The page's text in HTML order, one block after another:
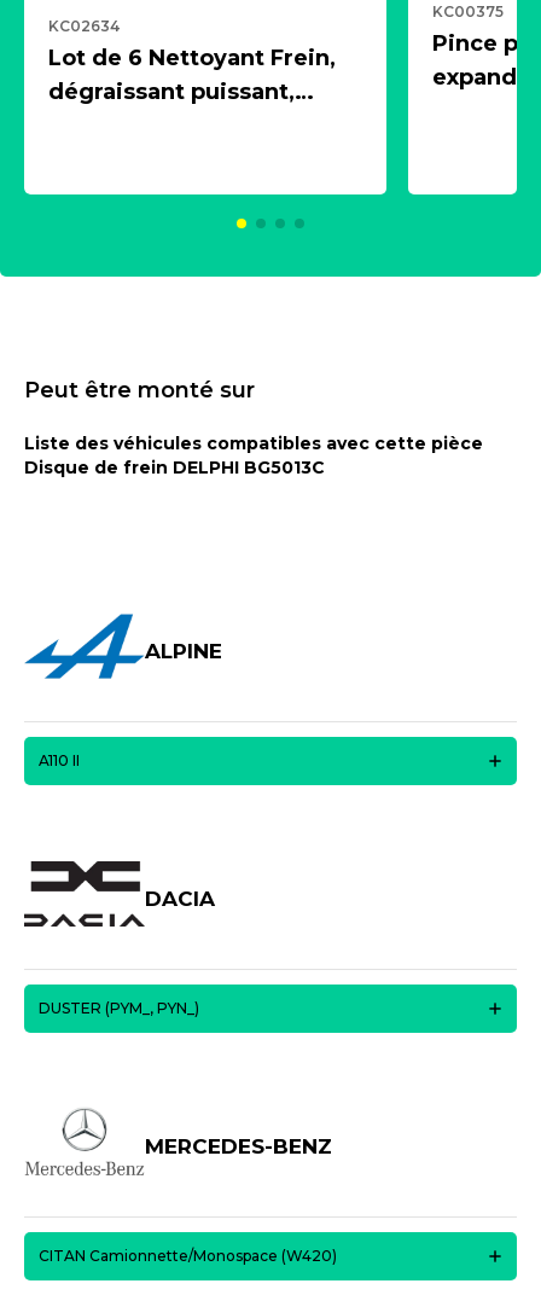
KC02634
Lot de 6 Nettoyant Frein,
dégraissant puissant,
KC00375
Pince
Peut être monté sur
Liste des véhicules compatibles avec cette pièce
Disque de frein DELPHI BG5013C
ALPINE
A110 II
DACIA
DUSTER (PYM_, PYN_)
MERCEDES-BENZ
CITAN Camionnette/Monospace (W420)